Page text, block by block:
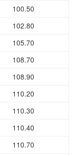
100.50
102.80
105.70
108.70
108.90
110.20
110.30
110.40
110.70